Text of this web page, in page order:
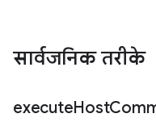
सार्वजनिक तरीके
executeHost